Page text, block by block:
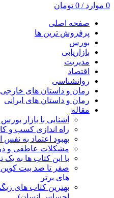
0 موارد /
0 تومان
صفحه اصلی
پرفروش ترین ها
بورس
بازاریابی
مدیریت
اقتصاد
روانشناسی
رمان و داستان های خارجی
رمان و داستان های ایرانی
مقاله
آشنایی با بازار
راه اندازی کسب و
بهبود اعتماد به
مشکلات عاطفی و
با این کتاب ها به
صفر تا صد بیت
های برتر
بهترین کتاب های